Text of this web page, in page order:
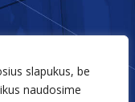
slapukus, be
naudosime